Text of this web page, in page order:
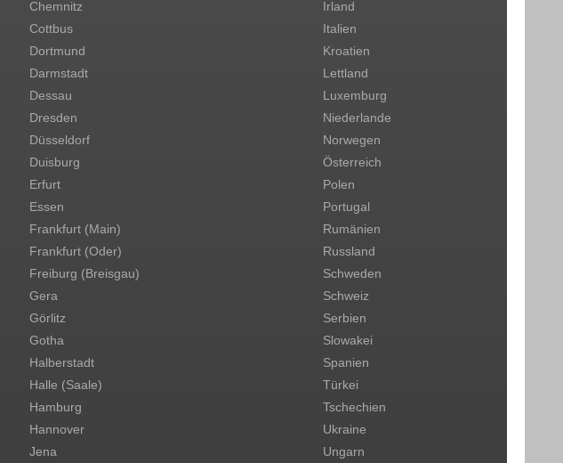
Chemnitz
Cottbus
Dortmund
Darmstadt
Dessau
Dresden
Düsseldorf
Duisburg
Erfurt
Essen
Frankfurt (Main)
Frankfurt (Oder)
Freiburg (Breisgau)
Gera
Görlitz
Gotha
Halberstadt
Halle (Saale)
Hamburg
Hannover
Jena
Irland
Italien
Kroatien
Lettland
Luxemburg
Niederlande
Norwegen
Österreich
Polen
Portugal
Rumänien
Russland
Schweden
Schweiz
Serbien
Slowakei
Spanien
Türkei
Tschechien
Ukraine
Ungarn